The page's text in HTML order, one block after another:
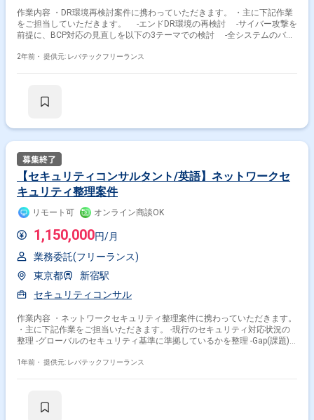
作業内容 ・DR環境再検討案件に携わっていただきます。 ・主に下記作業
をご担当していただきます。 -エンドDR環境の再検討 -サイバー攻撃を
前提に、BCP対応の見直しを以下の3テーマでの検討 -全システムのバッ
2年前・ 提供元: レバテックフリーランス
【セキュリティコンサルタント/英語】ネットワークセ
キュリティ整理案件
リモート可 オンライン商談OK
1,150,000円/月
業務委託(フリーランス)
東京都
新宿駅
セキュリティコンサル
作業内容 ・ネットワークセキュリティ整理案件に携わっていただきます。
・主に下記作業をご担当いただきます。 -現行のセキュリティ対応状況の
整理 -グローバルのセキュリティ基準に準拠しているかを整理 -Gap(課題)
1年前・ 提供元: レバテックフリーランス
その他の条件で検索する